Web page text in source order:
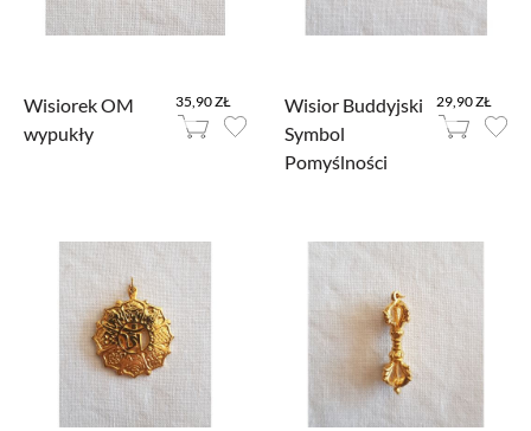
Wisiorek OM
wypukły
35,90 ZŁ
Wisior Buddyjski
Symbol
Pomyślności
29,90 ZŁ